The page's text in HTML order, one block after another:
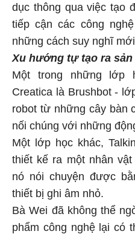
dục thông qua việc tạo
tiếp cận các công
những cách suy nghĩ
Xu hướng tự tạo ra sản
Một trong những lớp
Creatica là Brushbot -
robot từ những cây bàn
nối chúng với những
Một lớp học khác,
thiết kế ra một nhân
nó nói chuyện được
thiết bị ghi âm nhỏ.
Bà Wei đã không thể
phẩm công nghệ lại có